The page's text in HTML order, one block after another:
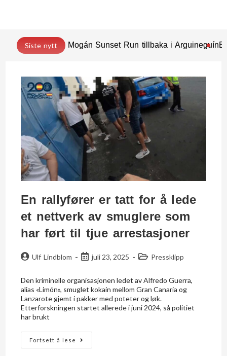
Siste nytt Mogán Sunset Run tillbaka i Arguineguín
En rallyfører er tatt for å lede
et nettverk av smuglere som
har ført til tjue arrestasjoner
Ulf Lindblom juli 23, 2025 Pressklipp
Den kriminelle organisasjonen ledet av Alfredo Guerra,
alias «Limón», smuglet kokain mellom Gran Canaria og
Lanzarote gjemt i pakker med poteter og løk.
Etterforskningen startet allerede i juni 2024, så politiet
har brukt
Fortsett å lese